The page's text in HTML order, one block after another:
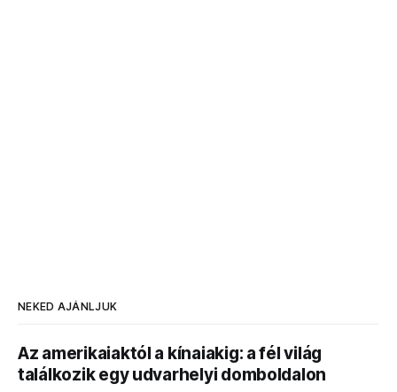
NEKED AJÁNLJUK
Az amerikaiaktól a kínaiakig: a fél világ
találkozik egy udvarhelyi domboldalon